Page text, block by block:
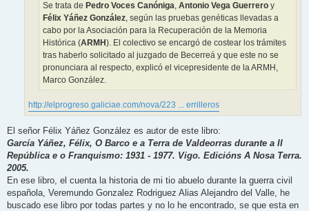
Se trata de Pedro Voces Canóniga, Antonio Vega Guerrero y
Félix Yáñez González, según las pruebas genéticas llevadas a
cabo por la Asociación para la Recuperación de la Memoria
Histórica (ARMH ). El colectivo se encargó de costear los trámites
tras haberlo solicitado al juzgado de Becerreá y que este no se
pronunciara al respecto, explicó el vicepresidente de la ARMH,
Marco González.
http://elprogreso.galiciae.com/nova/223 ... errilleros
El señor Félix Yáñez González es autor de este libro:
García Yáñez, Félix, O Barco e a Terra de Valdeorras durante a II
República e o Franquismo: 1931 - 1977. Vigo. Edicións A Nosa Terra.
2005.
En ese libro, el cuenta la historia de mi tio abuelo durante la guerra civil
española, Veremundo Gonzalez Rodriguez Alias Alejandro del Valle, he
buscado ese libro por todas partes y no lo he encontrado, se que esta en